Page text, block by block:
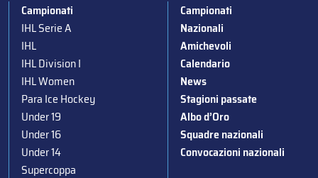
Campionati
IHL Serie A
IHL
IHL Division I
IHL Women
Para Ice Hockey
Under 19
Under 16
Under 14
Supercoppa
Campionati
Nazionali
Amichevoli
Calendario
News
Stagioni passate
Albo d’Oro
Squadre nazionali
Convocazioni nazionali